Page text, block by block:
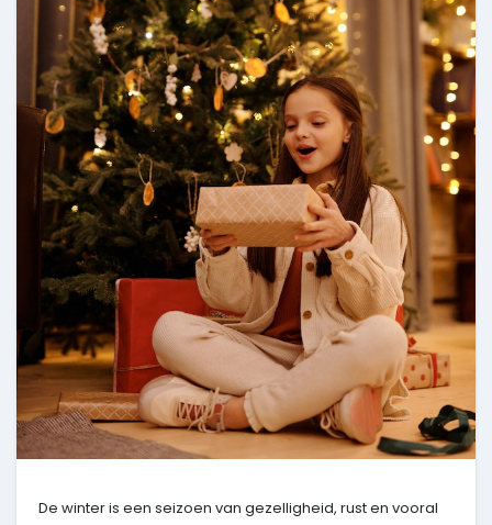
De winter is een seizoen van gezelligheid, rust en vooral